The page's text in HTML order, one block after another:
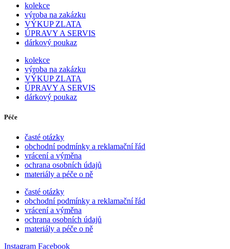
kolekce
výroba na zakázku
VÝKUP ZLATA
ÚPRAVY A SERVIS
dárkový poukaz
kolekce
výroba na zakázku
VÝKUP ZLATA
ÚPRAVY A SERVIS
dárkový poukaz
Péče
časté otázky
obchodní podmínky a reklamační řád
vrácení a výměna
ochrana osobních údajů
materiály a péče o ně
časté otázky
obchodní podmínky a reklamační řád
vrácení a výměna
ochrana osobních údajů
materiály a péče o ně
Instagram Facebook